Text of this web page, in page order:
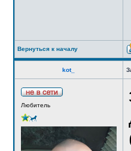
Вернуться к началу
kot_
Любитель